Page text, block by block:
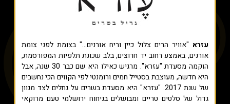
עזרא "אוויר הרים צלול כיין וריח אורנים..." בצומת לפני צומת
אורנים, באמצע רחוב יד חרוצים, בלב שכונת תלפיות המפורסמת,
הוקמה מסעדת "עזרא". מרגיש כאילו היא שם כבר 30 שנה, אבל
היא חדשה, מעוצבת בסטייל חמים ורומנטי לפי הקווים הכי נחשבים
של שנת 2017. "עזרא" היא מסעדת בשרים על גחלים לצד מגוון
גדול של סלטים טריים ומבושלים בניחוח ירושלמי טעם מרוקאי